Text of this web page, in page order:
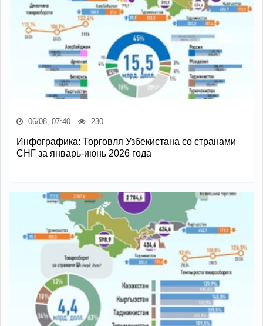
06/08, 07:40 230
Инфографика: Торговля Узбекистана со странами
СНГ за январь-июнь 2026 года